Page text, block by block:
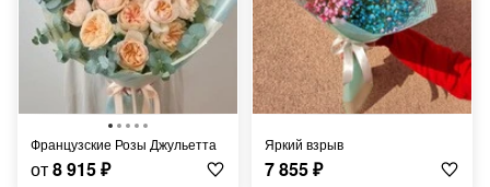
Французские Розы Джульетта
от8 915₽
Яркий взрыв
7 855₽